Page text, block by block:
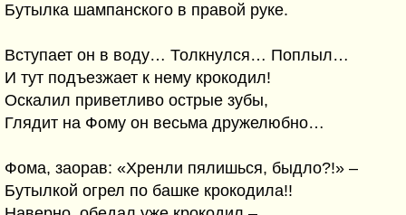
Бутылка шампанского в правой руке.
Вступает он в воду… Толкнулся… Поплыл…
И тут подъезжает к нему крокодил!
Оскалил приветливо острые зубы,
Глядит на Фому он весьма дружелюбно…
Фома, заорав: «Хренли пялишься, быдло?!» –
Бутылкой огрел по башке крокодила!!